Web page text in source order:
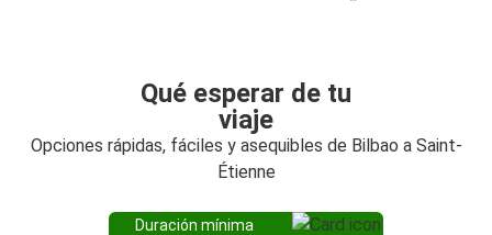
Qué esperar de tu
viaje
Opciones rápidas, fáciles y asequibles de Bilbao a Saint-
Étienne
Duración mínima